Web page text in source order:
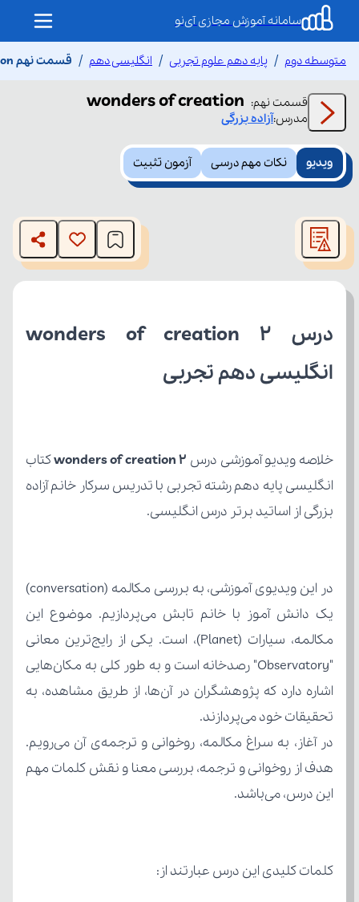
سامانه آموزش مجازی آی‌نو
متوسطه دوم پایه دهم علوم تجربی انگلیسی دهم قسمت نهم wonders of creation
قسمت نهم:
wonders of creation
مدرس:آزادهبزرگی
ویدیو نکات مهم درسی آزمون تثبیت
modal
window.
The media could not be loaded, either because the server
or network failed or because the format is not supported.
انگلیسی دهم تجربی
خلاصه ویدیو آموزشی درس wonders of creation 2
بزرگی از اساتید برتر درس انگلیسی.
تحقیقات خود می‌پردازند.
این درس، می‌باشد.
کلمات کلیدی این درس عبارتند از: